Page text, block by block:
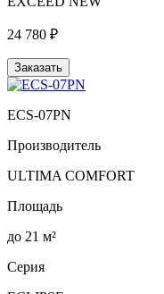
24 780 ₽
Заказать
ECS-07PN
Производитель
ULTIMA COMFORT
Площадь
до 21 м²
Серия